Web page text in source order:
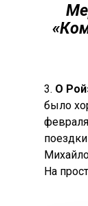
3. О
было
На